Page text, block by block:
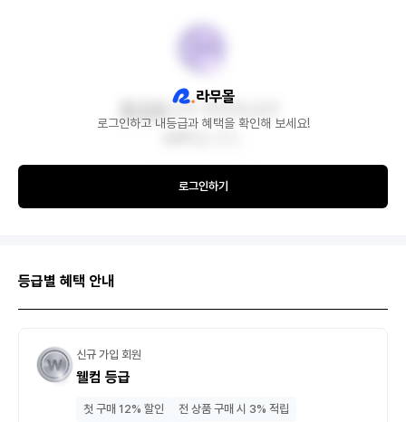
로그인하고 내등급과 혜택을 확인해 보세요!
로그인하기
등급별 혜택 안내
신규 가입 회원
웰컴 등급
첫 구매 12% 할인
전 상품 구매 시 3% 적립